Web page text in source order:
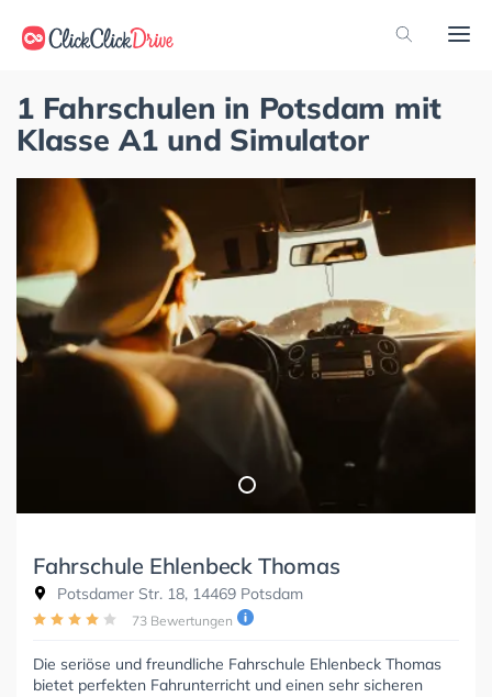
1 Fahrschulen in Potsdam mit
Klasse A1 und Simulator
Fahrschule Ehlenbeck Thomas
Potsdamer Str. 18, 14469 Potsdam
73 Bewertungen
Die seriöse und freundliche Fahrschule Ehlenbeck Thomas
bietet perfekten Fahrunterricht und einen sehr sicheren